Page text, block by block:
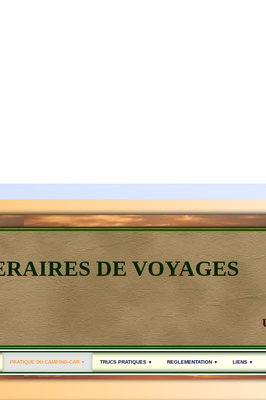
DE VOYAGES
PRATIQUE DU CAMPING-CAR ▼ TRUCS PRATIQUES ▼ REGLEMENTATION ▼ LIENS ▼